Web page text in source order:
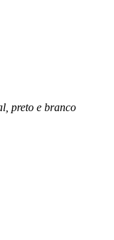
preto e branco